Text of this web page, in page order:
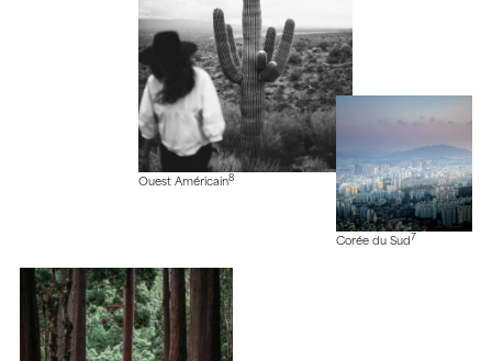
Ouest Américain8
Corée du Sud 7